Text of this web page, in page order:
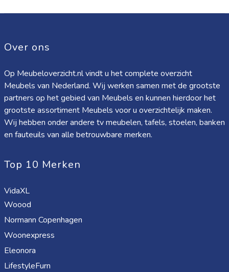
Over ons
Op Meubeloverzicht.nl vindt u het complete overzicht
Meubels van Nederland. Wij werken samen met de grootste
partners op het gebied van Meubels en kunnen hierdoor het
grootste assortiment Meubels voor u overzichtelijk maken.
Wij hebben onder andere tv meubelen, tafels, stoelen, banken
en fauteuils van alle betrouwbare merken.
Top 10 Merken
VidaXL
Woood
Normann Copenhagen
Woonexpress
Eleonora
LifestyleFurn